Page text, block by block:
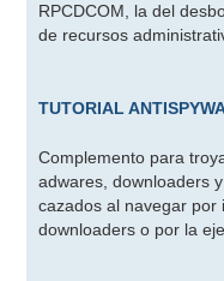
RPCDCOM, la del
de recursos
TUTORIAL
Complemento para
adwares, downloaders
cazados al navegar
downloaders o por la